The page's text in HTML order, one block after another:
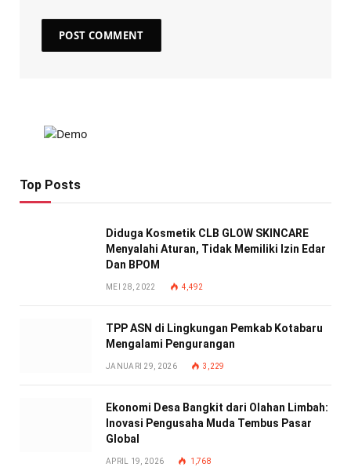
Top Posts
Diduga Kosmetik CLB GLOW SKINCARE
Menyalahi Aturan, Tidak Memiliki Izin Edar
Dan BPOM
MEI 28, 2022 4,492
TPP ASN di Lingkungan Pemkab Kotabaru
Mengalami Pengurangan
JANUARI 29, 2026 3,229
Ekonomi Desa Bangkit dari Olahan Limbah:
Inovasi Pengusaha Muda Tembus Pasar
Global
APRIL 19, 2026 1,768